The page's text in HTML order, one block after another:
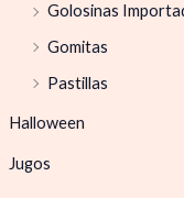
Golosinas
Gomitas
Pastillas
Halloween
Jugos